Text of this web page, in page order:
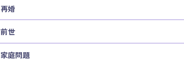
再婚
前世
家庭問題